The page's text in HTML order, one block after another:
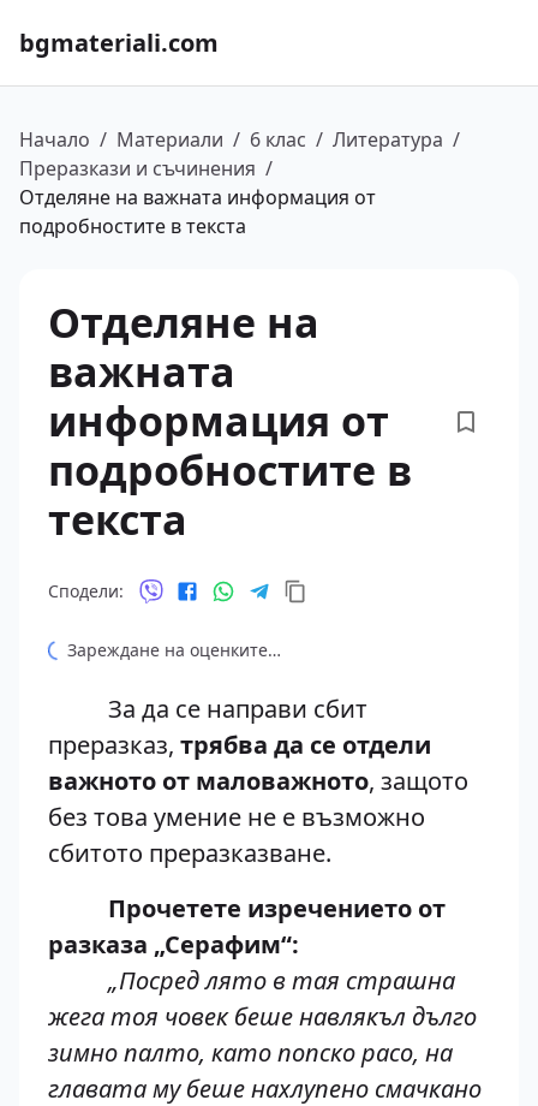
bgmateriali.com
Начало / Материали / 6 клас / Литература /
Преразкази и съчинения /
Отделяне на важната информация от
подробностите в текста
Отделяне на
важната
информация от
подробностите в
текста
Сподели:
Зареждане на оценките…
За да се направи сбит
преразказ, трябва да се отдели
важното от маловажното, защото
без това умение не е възможно
сбитото преразказване.
Прочетете изречението от
разказа „Серафим“:
„Посред лято в тая страшна
жега тоя човек беше навлякъл дълго
зимно палто, като попско расо, на
главата му беше нахлупено смачкано